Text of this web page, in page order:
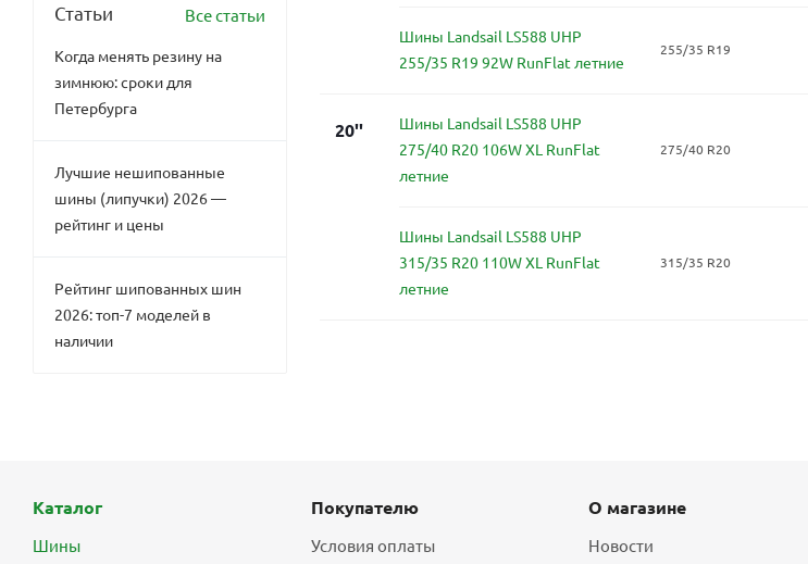
Шины Landsail LS588 UHP
255/35 R19 92W RunFlat летние
255/35 R19
20''
Шины Landsail LS588 UHP
275/40 R20 106W XL RunFlat
летние
275/40 R20
Шины Landsail LS588 UHP
315/35 R20 110W XL RunFlat
летние
315/35 R20
Статьи Все статьи
Когда менять резину на
зимнюю: сроки для
Петербурга
Лучшие нешипованные
шины (липучки) 2026 —
рейтинг и цены
Рейтинг шипованных шин
2026: топ-7 моделей в
наличии
Каталог
Шины
Покупателю
Условия оплаты
О магазине
Новости